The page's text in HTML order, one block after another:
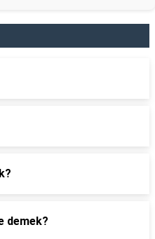
demek?